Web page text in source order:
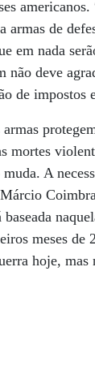
armas de
em nada
não deve
de impostos
mortes
A
Coimbra
baseada
meses
hoje,